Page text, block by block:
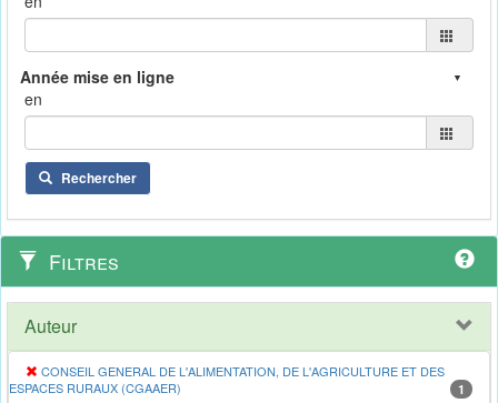
en
Rechercher
Filtres
Auteur
CONSEIL GENERAL DE L'ALIMENTATION, DE L'AGRICULTURE ET DES
ESPACES RURAUX (CGAAER)
1